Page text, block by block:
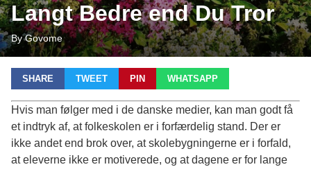
Langt Bedre end Du Tror
By Govome
SHARE TWEET PIN WHATSAPP
Hvis man følger med i de danske medier, kan man godt få
et indtryk af, at folkeskolen er i forfærdelig stand. Der er
ikke andet end brok over, at skolebygningerne er i forfald,
at eleverne ikke er motiverede, og at dagene er for lange